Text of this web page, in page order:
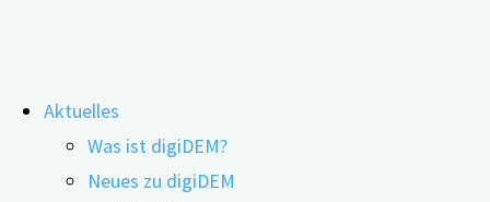
Inhalt
springen
Aktuelles
Was ist digiDEM?
Neues zu digiDEM
6. Bayerischer Fachtag Demenz –